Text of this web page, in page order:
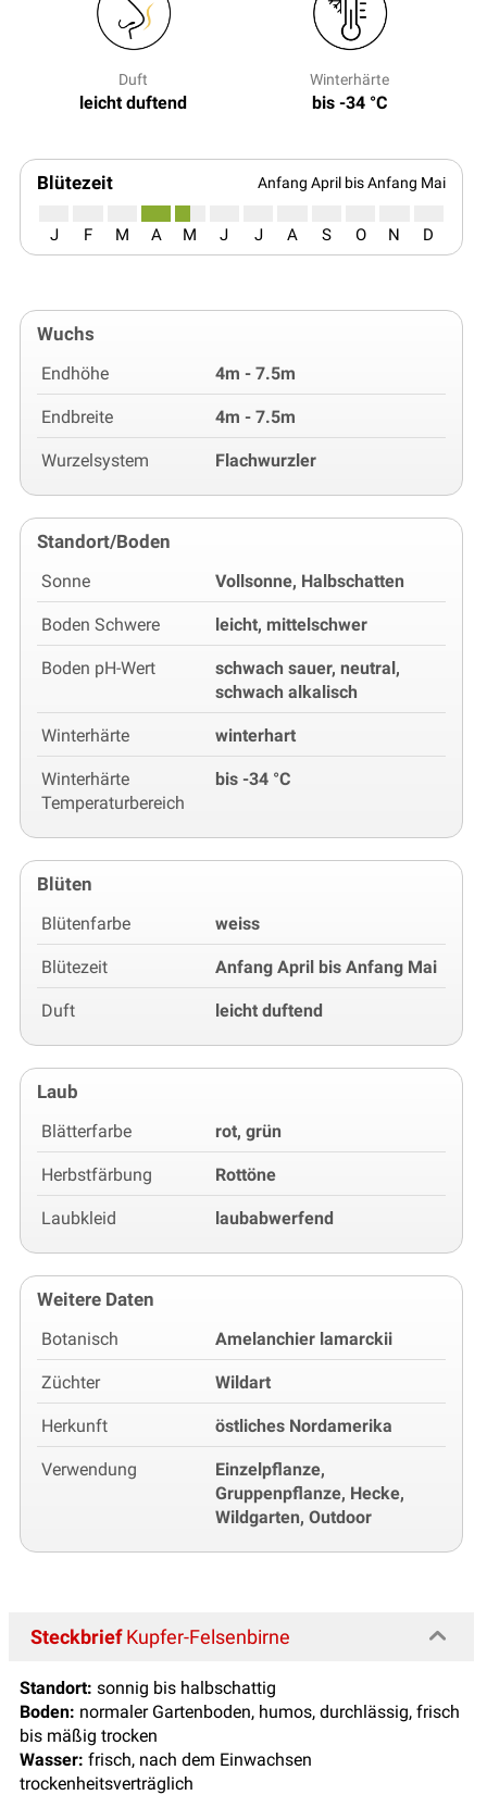
Duft
leicht duftend
Winterhärte
bis -34 °C
Blütezeit Anfang April bis Anfang Mai
J F M A M J J A S O N D
Wuchs
Endhöhe 4m - 7.5m
Endbreite 4m - 7.5m
Wurzelsystem Flachwurzler
Standort/Boden
Sonne Vollsonne, Halbschatten
Boden Schwere leicht, mittelschwer
Boden pH-Wert
schwach sauer, neutral,
schwach alkalisch
Winterhärte winterhart
Winterhärte
Temperaturbereich
bis -34 °C
Blüten
Blütenfarbe weiss
Blütezeit Anfang April bis Anfang Mai
Duft leicht duftend
Laub
Blätterfarbe rot, grün
Herbstfärbung Rottöne
Laubkleid laubabwerfend
Weitere Daten
Botanisch Amelanchier lamarckii
Züchter Wildart
Herkunft östliches Nordamerika
Verwendung
Einzelpflanze,
Gruppenpflanze, Hecke,
Wildgarten, Outdoor
SteckbriefKupfer-Felsenbirne
Standort: sonnig bis halbschattig
Boden: normaler Gartenboden, humos, durchlässig, frisch
bis mäßig trocken
Wasser: frisch, nach dem Einwachsen
trockenheitsverträglich